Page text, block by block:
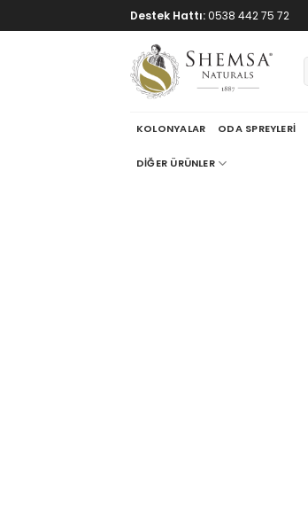
to
Destek Hattı:0538 442 75 72
KOLONYALAR ODA SPREYLERI
DIĞER ÜRÜNLER